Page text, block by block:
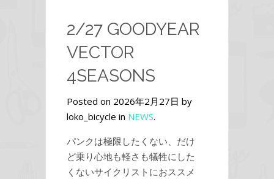
2/27 GOODYEAR
VECTOR
4SEASONS
Posted on 2026年2月27日 by
loko_bicycle in NEWS.
パンクは極限したくない、だけ
ど乗り心地も軽さも犠牲にした
くないサイクリストにおススメ